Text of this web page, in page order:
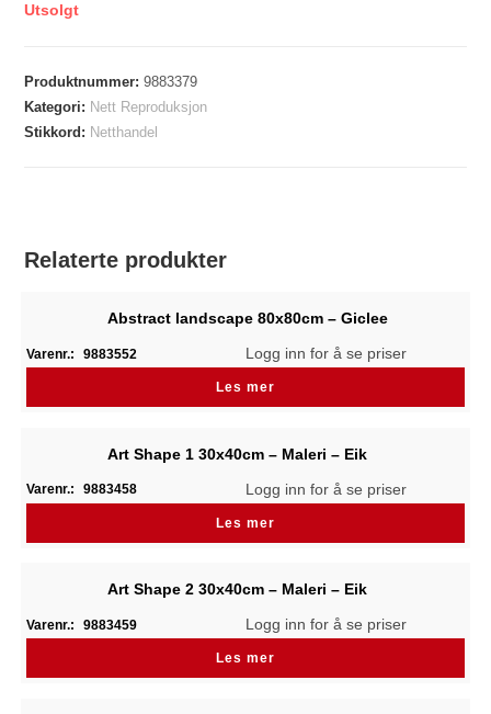
Utsolgt
Produktnummer:9883379
Kategori: Nett Reproduksjon
Stikkord: Netthandel
Relaterte produkter
Abstract landscape 80x80cm – Giclee
Varenr.: 9883552 Logg inn for å se priser
Les mer
Art Shape 1 30x40cm – Maleri – Eik
Varenr.: 9883458 Logg inn for å se priser
Les mer
Art Shape 2 30x40cm – Maleri – Eik
Varenr.: 9883459 Logg inn for å se priser
Les mer